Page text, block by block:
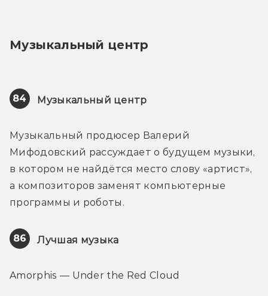
Музыкальный центр
84 Музыкальный центр
Музыкальный продюсер Валерий
Мифодовский рассуждает о будущем музыки,
в котором не найдётся место слову «артист»,
а композиторов заменят компьютерные
программы и роботы.
86 Лучшая музыка
Amorphis — Under the Red Cloud